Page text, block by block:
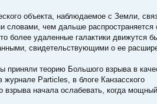
объекта, наблюдаемое с Земли,
словами, чем дальше распространяется
более удаленные галактики движутся
свидетельствующими о ее
приняли теорию Большого взрыва в
Particles, в блоге Канзасского
взрыва начала ослабевать, когда мощный